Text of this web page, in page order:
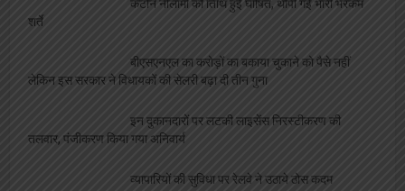
कैंटीन नीलामी की तिथि हुई घोषित, थोपी गईं भारी भरकम
शर्ते
बीएसएनएल का करोड़ों का बकाया चुकाने को पैसे नहीं
लेकिन इस सरकार ने विधायकों की सेलरी बढ़ा दी तीन गुना
इन दुकानदारों पर लटकी लाइसेंस निरस्टीकरण की
तलवार, पंजीकरण किया गया अनिवार्य
व्यापारियों की सुविधा पर रेलवे ने उठाये ठोस कदम